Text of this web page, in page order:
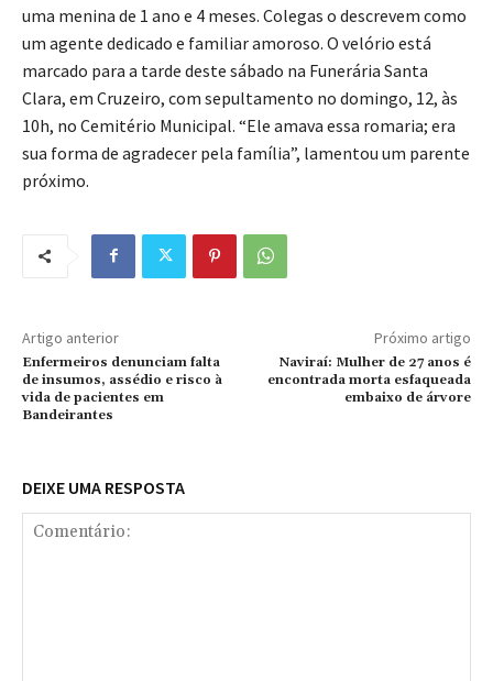
uma menina de 1 ano e 4 meses. Colegas o descrevem como
um agente dedicado e familiar amoroso. O velório está
marcado para a tarde deste sábado na Funerária Santa
Clara, em Cruzeiro, com sepultamento no domingo, 12, às
10h, no Cemitério Municipal. “Ele amava essa romaria; era
sua forma de agradecer pela família”, lamentou um parente
próximo.
Artigo anterior
Enfermeiros denunciam falta
de insumos, assédio e risco à
vida de pacientes em
Bandeirantes
Próximo artigo
Naviraí: Mulher de 27 anos é
encontrada morta esfaqueada
embaixo de árvore
DEIXE UMA RESPOSTA